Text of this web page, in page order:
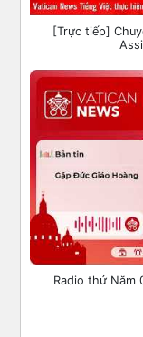
[Trực tiếp]
Radio thứ Năm